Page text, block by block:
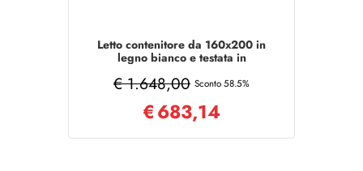
Letto contenitore da 160x200 in
legno bianco e testata in
€ 1.648,00 Sconto 58.5%
€683,14